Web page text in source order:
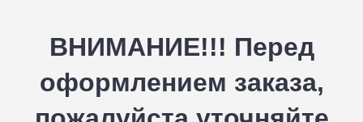
ВНИМАНИЕ!!! Перед
оформлением заказа,